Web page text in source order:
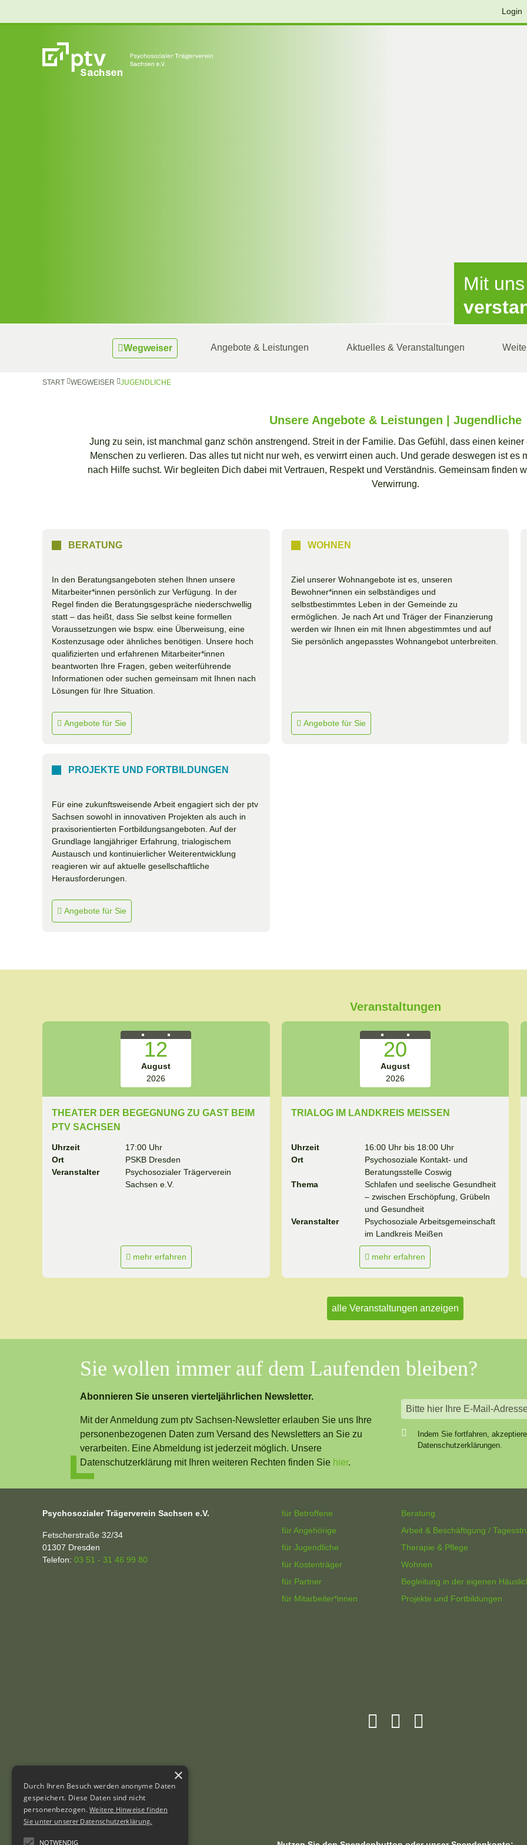
Login
Mit
Wegweiser Angebote & Leistungen Aktuelles & Veranstaltungen
START WEGWEISER JUGENDLICHE
Unsere Angebote & Leistungen | Jugendliche
Jung zu sein, ist manchmal ganz schön anstrengend. Streit in der Familie. Das Gefühl, dass einen
Menschen zu verlieren. Das alles tut nicht nur weh, es verwirrt einen auch. Und gerade deswegen ist es
nach Hilfe suchst. Wir begleiten Dich dabei mit Vertrauen, Respekt und Verständnis. Gemeinsam finden
Verwirrung.
BERATUNG
In den Beratungsangeboten stehen Ihnen unsere
Mitarbeiter*innen persönlich zur Verfügung. In der
Regel finden die Beratungsgespräche niederschwellig
statt – das heißt, dass Sie selbst keine formellen
Voraussetzungen wie bspw. eine Überweisung, eine
Kostenzusage oder ähnliches benötigen. Unsere hoch
qualifizierten und erfahrenen Mitarbeiter*innen
beantworten Ihre Fragen, geben weiterführende
Informationen oder suchen gemeinsam mit Ihnen nach
Lösungen für Ihre Situation.
Angebote für Sie
WOHNEN
Ziel unserer Wohnangebote ist es, unseren
Bewohner*innen ein selbständiges und
selbstbestimmtes Leben in der Gemeinde zu
ermöglichen. Je nach Art und Träger der Finanzierung
werden wir Ihnen ein mit Ihnen abgestimmtes und auf
Sie persönlich angepasstes Wohnangebot unterbreiten.
Angebote für Sie
PROJEKTE UND FORTBILDUNGEN
Für eine zukunftsweisende Arbeit engagiert sich der ptv
Sachsen sowohl in innovativen Projekten als auch in
praxisorientierten Fortbildungsangeboten. Auf der
Grundlage langjähriger Erfahrung, trialogischem
Austausch und kontinuierlicher Weiterentwicklung
reagieren wir auf aktuelle gesellschaftliche
Herausforderungen.
Angebote für Sie
Veranstaltungen
12
August
2026
THEATER DER BEGEGNUNG ZU GAST BEIM
PTV SACHSEN
Uhrzeit
17:00 Uhr
Ort
PSKB Dresden
Veranstalter
Psychosozialer Trägerverein
Sachsen e.V.
mehr erfahren
20
August
2026
TRIALOG IM LANDKREIS MEISSEN
Uhrzeit
16:00 Uhr bis 18:00 Uhr
Ort
Psychosoziale Kontakt- und
Beratungsstelle Coswig
Thema
Schlafen und seelische Gesundheit
– zwischen Erschöpfung, Grübeln
und Gesundheit
Veranstalter
Psychosoziale Arbeitsgemeinschaft
im Landkreis Meißen
mehr erfahren
alle Veranstaltungen anzeigen
Sie wollen immer auf dem Laufenden bleiben?
Abonnieren Sie unseren vierteljährlichen Newsletter.
Mit der Anmeldung zum ptv Sachsen-Newsletter erlauben Sie uns Ihre
personenbezogenen Daten zum Versand des Newsletters an Sie zu
verarbeiten. Eine Abmeldung ist jederzeit möglich. Unsere
Datenschutzerklärung mit Ihren weiteren Rechten finden Sie hier.
Indem Sie fortfahren,
Datenschutzerklärungen.
Psychosozialer Trägerverein Sachsen e.V.
Fetscherstraße 32/34
01307 Dresden
Telefon: 03 51 - 31 46 99 80
für Betroffene
für Angehörige
für Jugendliche
für Kostenträger
für Partner
für Mitarbeiter*innen
Beratung
Arbeit & Beschäftigung /
Therapie & Pflege
Wohnen
Begleitung in der eigenen
Projekte und Fortbildungen
×
Durch Ihren Besuch werden anonyme Daten
gespeichert. Diese Daten sind nicht
personenbezogen.Weitere Hinweise finden
Sie unter unserer Datenschutzerklärung.
NOTWENDIG